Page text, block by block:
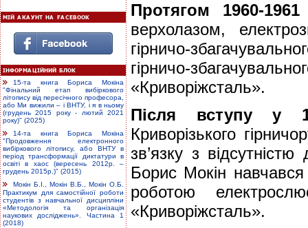
15-та книга Бориса Мокіна
"Фінальний етап вибіркового
літопису від пересічного професора,
або Ми вижили – і ВНТУ, і я в ньому
(грудень 2015 року - лютий 2021
року)" (2025)
14-та книга Бориса Мокіна
"Продовження електронного
вибіркового літопису, або ВНТУ в
період трансформації диктатури в
освіті в хаос (вересень 2012р. –
грудень 2015р.)" (2015)
Мокін Б.І., Мокін В.Б., Мокін О.Б.
Практикум для самостійної роботи
студентів з навчальної дисципліни
«Методологія та організація
наукових досліджень». Частина 1
(2018)
Протягом 1960-
верхолазом,
гірничо-
гірничо-
«Криворіжсталь».
Після вступу у
Криворізького
зв’язку з
Борис Мокін
роботою
«Криворіжсталь».